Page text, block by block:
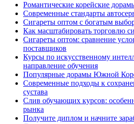
Романтические корейские
Современные стандарты
Сигареты оптом с богатым
Как масштабировать торговлю
Сигареты оптом: сравнение
поставщиков
Курсы по искусственному
направление обучения
Популярные дорамы Южной
Современные подходы к
сустава
Слив обучающих курсов:
рынка
Получите диплом и начните